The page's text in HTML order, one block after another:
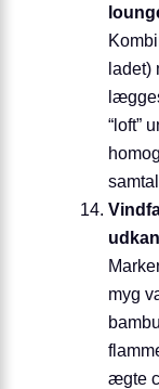
ladet)
“loft”
myg
ægte